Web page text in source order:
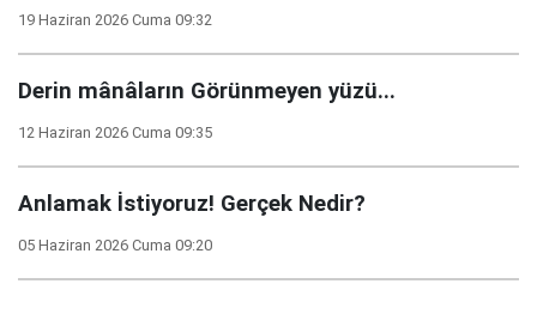
19 Haziran 2026 Cuma 09:32
Derin mânâların Görünmeyen yüzü...
12 Haziran 2026 Cuma 09:35
Anlamak İstiyoruz! Gerçek Nedir?
05 Haziran 2026 Cuma 09:20